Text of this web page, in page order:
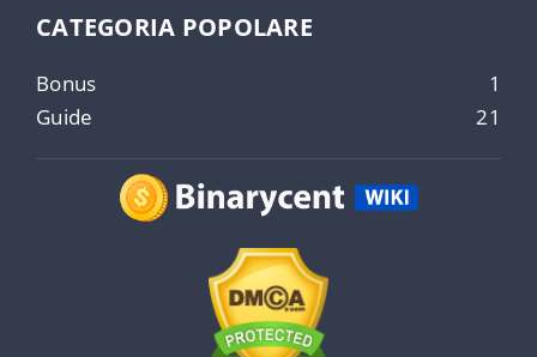
CATEGORIA POPOLARE
Bonus
1
Guide
21